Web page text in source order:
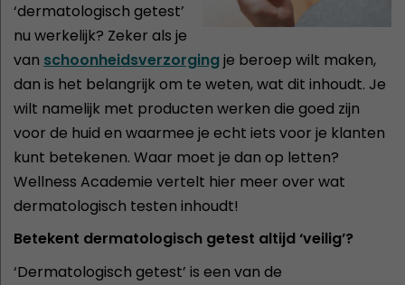
‘dermatologisch getest’
nu werkelijk? Zeker als je
van schoonheidsverzorgingje beroep wilt maken,
dan is het belangrijk om te weten, wat dit inhoudt. Je
wilt namelijk met producten werken die goed zijn
voor de huid en waarmee je echt iets voor je klanten
kunt betekenen. Waar moet je dan op letten?
Wellness Academie vertelt hier meer over wat
dermatologisch testen inhoudt!
Betekent dermatologisch getest altijd ‘veilig’?
‘Dermatologisch getest’ is een van de